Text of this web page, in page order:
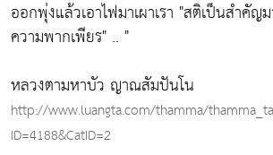
ออกพุ่งแล้วเอาไฟมาเผาเรา "สติเป็นสำคัญ
ความพากเพียร" .. "
หลวงตามหาบัว ญาณสัมปันโน
http://www.luangta.com/thamma/
ID=4188&CatID=2